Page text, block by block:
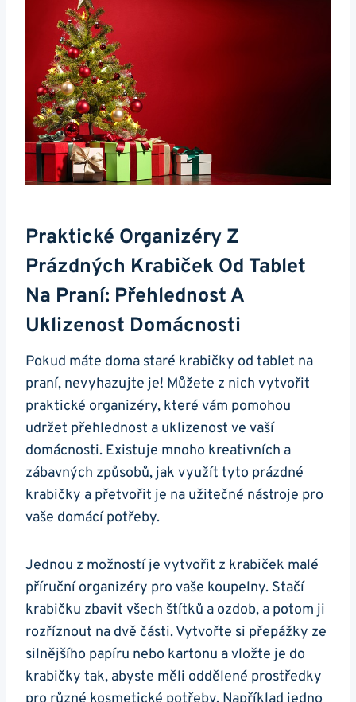
Praktické Organizéry Z
Prázdných Krabiček Od Tablet
Na Praní: Přehlednost A
Uklizenost Domácnosti
Pokud máte doma staré krabičky od tablet‌ na ​
praní, nevyhazujte je!​ Můžete‍ z nich vytvořit
praktické organizéry, které vám pomohou
udržet přehlednost a ‍uklizenost ve ‍vaší
domácnosti. Existuje mnoho kreativních a
zábavných způsobů, jak využít tyto prázdné
krabičky a přetvořit je na užitečné nástroje pro
vaše domácí potřeby.
Jednou z možností je vytvořit z krabiček malé​
příruční organizéry pro vaše koupelny. Stačí
krabičku⁣ zbavit všech štítků a ozdob, a potom ji‌
rozříznout na dvě části. Vytvořte si přepážky ze
silnějšího papíru nebo kartonu a vložte je⁤ do
krabičky tak, abyste měli oddělené prostředky